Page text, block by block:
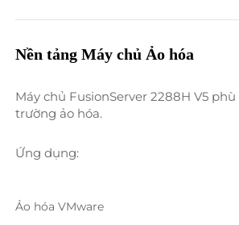
Nền tảng Máy chủ Ảo hóa
Máy chủ FusionServer 2288H V5
trường ảo hóa.
Ứng dụng:
Ảo hóa VMware